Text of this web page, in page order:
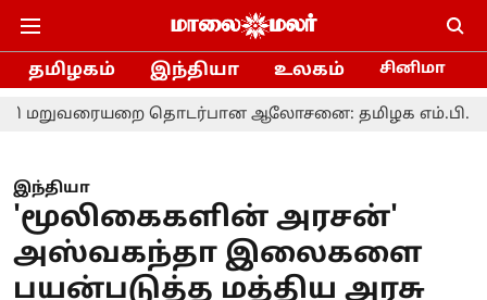
தமிழகம் இந்தியா உலகம் சினிமா
தொடர்பான ஆலோசனை: தமிழக எம்.பி.க்களுக்கு
இந்தியா
'மூலிகைகளின் அரசன்'
அஸ்வகந்தா இலைகளை
பயன்படுத்த மத்திய அரசு